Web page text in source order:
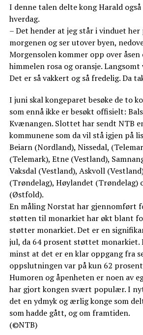
I denne talen delte kong Harald
hverdag.
– Det hender at jeg står i vinduet
morgenen og ser utover byen,
Morgensolen kommer opp over åsen
himmelen rosa og oransje.
Det er så vakkert og så fredelig. Da
I juni skal kongeparet besøke de to
som ennå ikke er besøkt offisielt:
Kvænangen. Slottet har sendt NTB
kommunene som da vil stå igjen på
Beiarn (Nordland), Nissedal,
(Telemark), Etne (Vestland),
Vaksdal (Vestland), Askvoll
(Trøndelag), Høylandet (Trøndelag)
(Østfold).
En måling Norstat har gjennomført
støtten til monarkiet har økt blant
støtter monarkiet. Det er en
jul, da 64 prosent støttet monarkiet.
minst at det er en klar oppgang fra
oppslutningen var på kun 62
Humoren og åpenheten er noen av
har gjort kongen svært populær. I
det en ydmyk og ærlig konge som
som hadde gått, og om framtiden.
(©NTB)